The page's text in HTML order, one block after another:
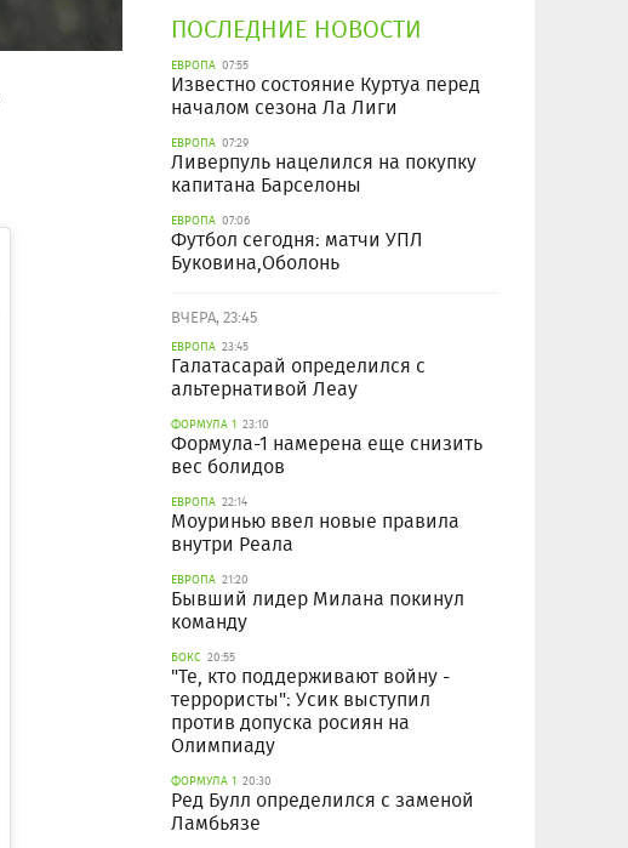
ПОСЛЕДНИЕ НОВОСТИ
ЕВРОПА 07:55
Известно состояние Куртуа перед
началом сезона Ла Лиги
ЕВРОПА 07:29
Ливерпуль нацелился на покупку
капитана Барселоны
ЕВРОПА 07:06
Футбол сегодня: матчи УПЛ
Буковина,Оболонь
ВЧЕРА, 23:45
ЕВРОПА 23:45
Галатасарай определился с
альтернативой Леау
ФОРМУЛА 1 23:10
Формула-1 намерена еще снизить
вес болидов
ЕВРОПА 22:14
Моуринью ввел новые правила
внутри Реала
ЕВРОПА 21:20
Бывший лидер Милана покинул
команду
БОКС 20:55
"Те, кто поддерживают войну -
террористы": Усик выступил
против допуска росиян на
Олимпиаду
ФОРМУЛА 1 20:30
Ред Булл определился с заменой
Ламбьязе